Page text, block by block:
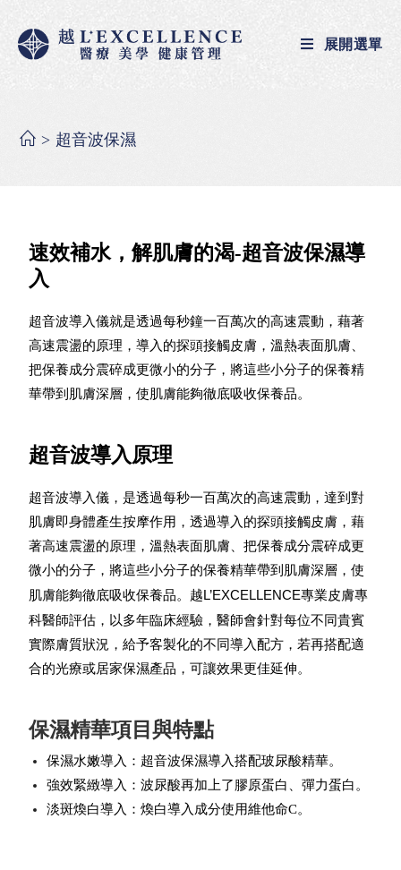
展開選單
> 超音波保濕
速效補水，解肌膚的渴-超音波保濕導
入
超音波導入儀就是透過每秒鐘一百萬次的高速震動，藉著
高速震盪的原理，導入的探頭接觸皮膚，溫熱表面肌膚、
把保養成分震碎成更微小的分子，將這些小分子的保養精
華帶到肌膚深層，使肌膚能夠徹底吸收保養品。
超音波導入原理
超音波導入儀，是透過每秒一百萬次的高速震動，達到對
肌膚即身體產生按摩作用，透過導入的探頭接觸皮膚，藉
著高速震盪的原理，溫熱表面肌膚、把保養成分震碎成更
微小的分子，將這些小分子的保養精華帶到肌膚深層，使
肌膚能夠徹底吸收保養品。 越L’EXCELLENCE專業皮膚專
科醫師評估，以多年臨床經驗，醫師會針對每位不同貴賓
實際膚質狀況，給予客製化的不同導入配方，若再搭配適
合的光療或居家保濕產品，可讓效果更佳延伸。
保濕精華項目與特點
保濕水嫩導入：超音波保濕導入搭配玻尿酸精華。
強效緊緻導入：波尿酸再加上了膠原蛋白、彈力蛋白。
淡斑煥白導入：煥白導入成分使用維他命C。